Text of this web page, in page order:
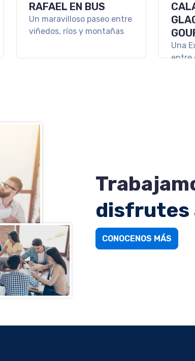
Ski en Ushuaia: viví la nieve
en el fin del mundo con
Cerro Castor.
Un
disfrutes
CONOCENOS MÁS